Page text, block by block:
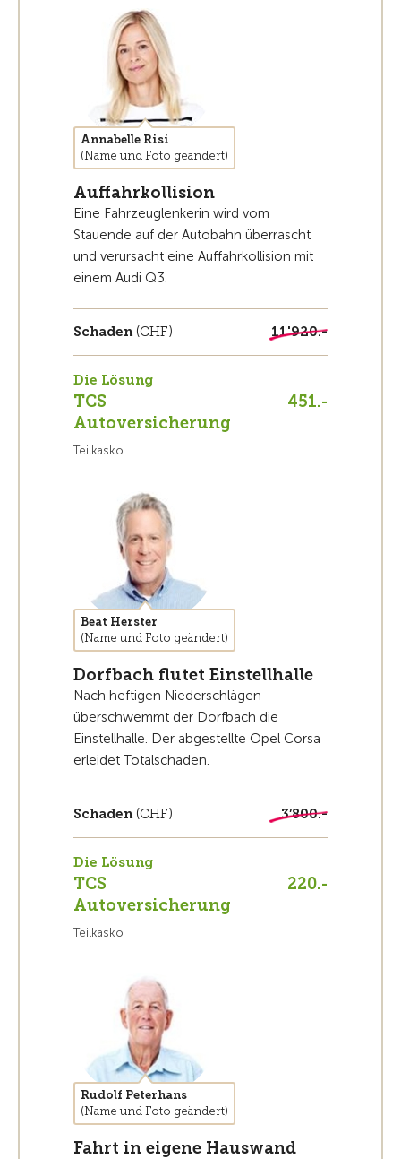
Annabelle Risi
(Name und Foto geändert)
Auffahrkollision
Eine Fahrzeuglenkerin wird vom
Stauende auf der Autobahn überrascht
und verursacht eine Auffahrkollision mit
einem Audi Q3.
Schaden(CHF) 11'920.-
Die Lösung
TCS
Autoversicherung
451.-
Teilkasko
Beat Herster
(Name und Foto geändert)
Dorfbach flutet Einstellhalle
Nach heftigen Niederschlägen
überschwemmt der Dorfbach die
Einstellhalle. Der abgestellte Opel Corsa
erleidet Totalschaden.
Schaden(CHF) 3’800.-
Die Lösung
TCS
Autoversicherung
220.-
Teilkasko
Rudolf Peterhans
(Name und Foto geändert)
Fahrt in eigene Hauswand